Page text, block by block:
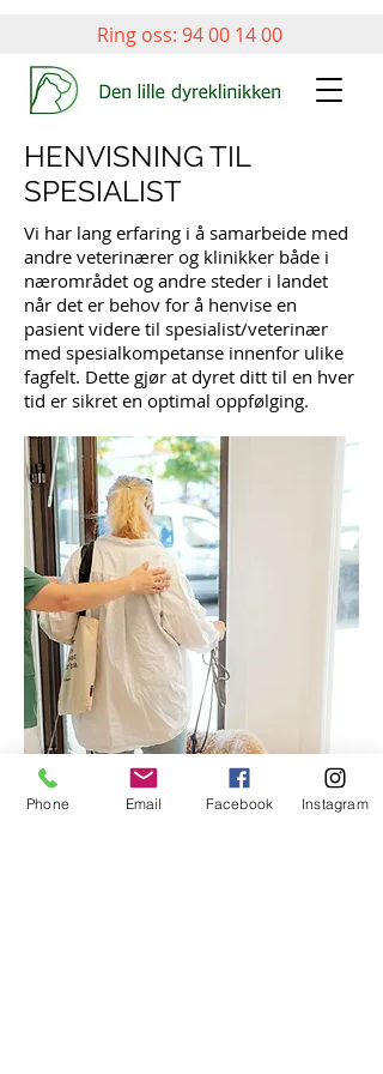
Ring oss: 94 00 14 00
HENVISNING TIL
SPESIALIST
Vi har lang erfaring i å samarbeide med
andre veterinærer og klinikker både i
nærområdet og andre steder i landet
når det er behov for å henvise en
pasient videre til spesialist/veterinær
med spesialkompetanse innenfor ulike
fagfelt. Dette gjør at dyret ditt til en hver
tid er sikret en optimal oppfølging.
Phone Email Facebook Instagram